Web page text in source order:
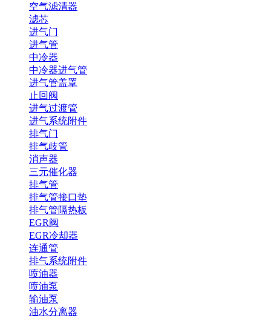
空气滤清器
滤芯
进气门
进气管
中冷器
中冷器进气管
进气管盖罩
止回阀
进气过渡管
进气系统附件
排气门
排气歧管
消声器
三元催化器
排气管
排气管接口垫
排气管隔热板
EGR阀
EGR冷却器
连通管
排气系统附件
喷油器
喷油泵
输油泵
油水分离器